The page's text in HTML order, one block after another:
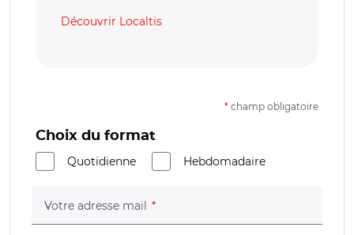
Découvrir Localtis
* champ obligatoire
Choix du format
Quotidienne
Hebdomadaire
Votre adresse mail (champ obligatoire)